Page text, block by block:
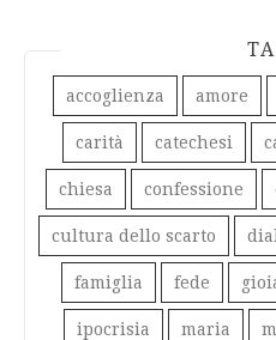
accoglienza amore
carità catechesi
chiesa confessione
cultura dello scarto
famiglia fede
ipocrisia maria